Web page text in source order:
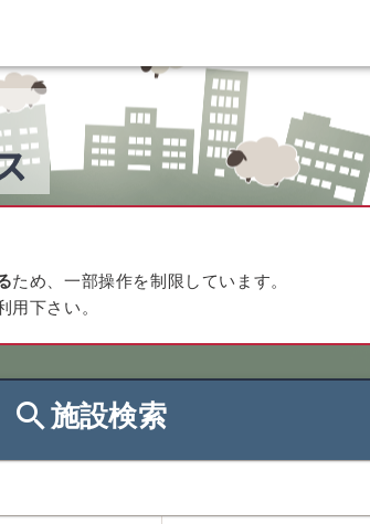
ため、一部操作を制限しています。
用下さい。
search施設検索